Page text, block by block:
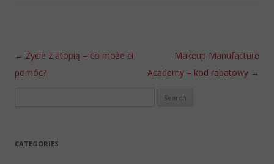
Post navigation
← Życie z atopią – co może ci
pomóc?
Makeup Manufacture
Academy – kod rabatowy →
CATEGORIES